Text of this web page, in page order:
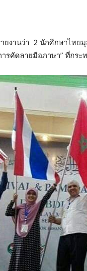
ยงานว่า 2 นักศึกษาไทย
ารคัดลายมือภาษา” ที่กร